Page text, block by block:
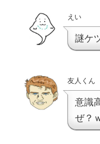
えい
謎ケ
友人くん
意識
ぜ？